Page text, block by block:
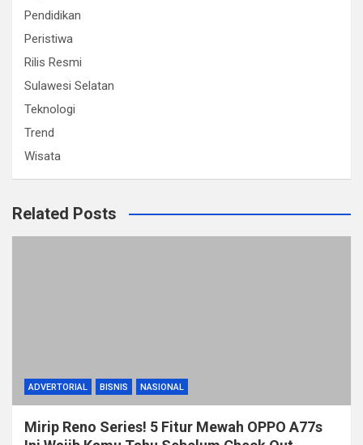
Pendidikan
Peristiwa
Rilis Resmi
Sulawesi Selatan
Teknologi
Trend
Wisata
Related Posts
ADVERTORIAL BISNIS NASIONAL
Mirip Reno Series! 5 Fitur Mewah OPPO A77s